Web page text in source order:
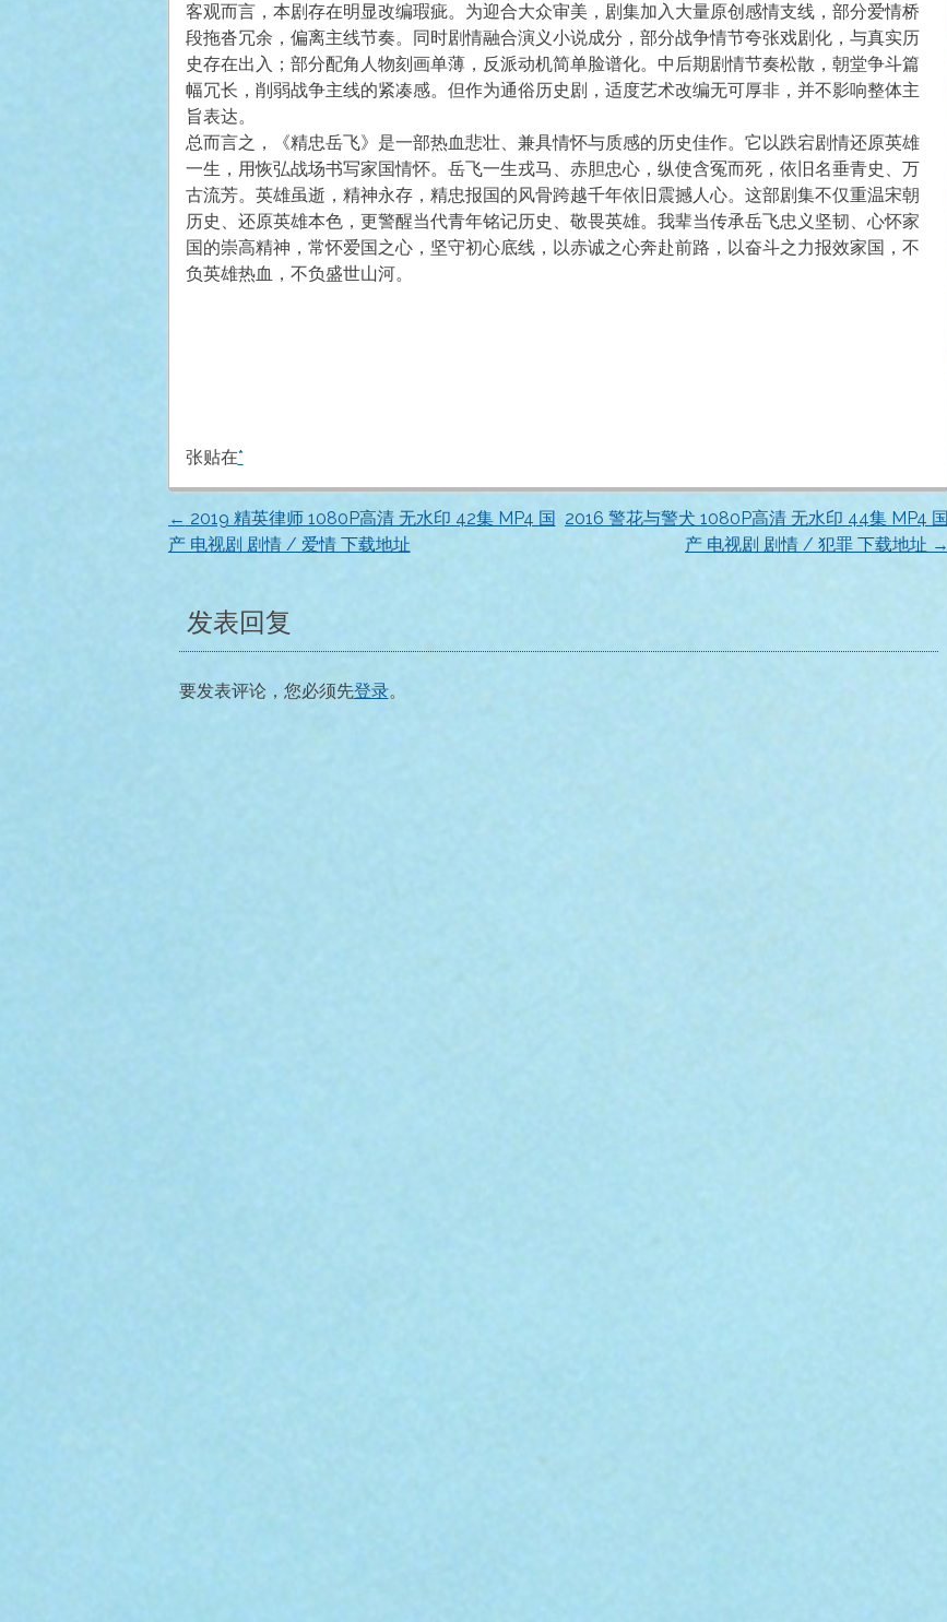
客观而言，本剧存在明显改编瑕疵。为迎合大众审美，剧集加入大量原创感情支线，部分爱情桥
段拖沓冗余，偏离主线节奏。同时剧情融合演义小说成分，部分战争情节夸张戏剧化，与真实历
史存在出入；部分配角人物刻画单薄，反派动机简单脸谱化。中后期剧情节奏松散，朝堂争斗篇
幅冗长，削弱战争主线的紧凑感。但作为通俗历史剧，适度艺术改编无可厚非，并不影响整体主
旨表达。
总而言之，《精忠岳飞》是一部热血悲壮、兼具情怀与质感的历史佳作。它以跌宕剧情还原英雄
一生，用恢弘战场书写家国情怀。岳飞一生戎马、赤胆忠心，纵使含冤而死，依旧名垂青史、万
古流芳。英雄虽逝，精神永存，精忠报国的风骨跨越千年依旧震撼人心。这部剧集不仅重温宋朝
历史、还原英雄本色，更警醒当代青年铭记历史、敬畏英雄。我辈当传承岳飞忠义坚韧、心怀家
国的崇高精神，常怀爱国之心，坚守初心底线，以赤诚之心奔赴前路，以奋斗之力报效家国，不
负英雄热血，不负盛世山河。
张贴在*
文
导
航
← 2019 精英律师 1080P高清 无水印 42集 MP4 国
产 电视剧 剧情 / 爱情 下载地址
2016 警花与警犬 1080P高清 无水印 44集 MP4 国
产 电视剧 剧情 / 犯罪 下载地址 →
发表回复
要发表评论，您必须先登录。